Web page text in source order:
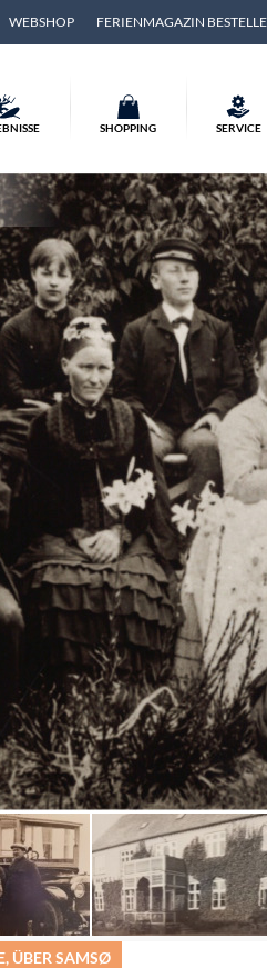
WEBSHOP FERIENMAGAZIN
SHOPPING SERVICE
ÜBER SAMSØ